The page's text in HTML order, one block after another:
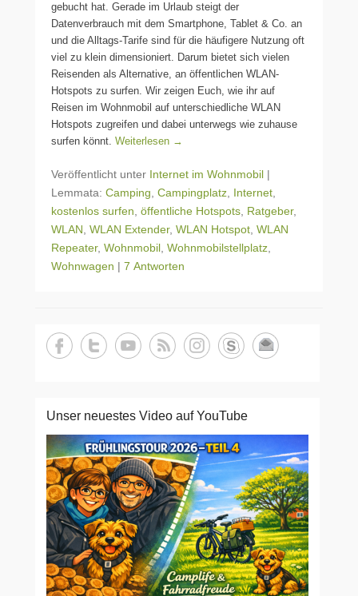
gebucht hat. Gerade im Urlaub steigt der
Datenverbrauch mit dem Smartphone, Tablet & Co. an
und die Alltags-Tarife sind für die häufigere Nutzung oft
viel zu klein dimensioniert. Darum bietet sich vielen
Reisenden als Alternative, an öffentlichen WLAN-
Hotspots zu surfen. Wir zeigen Euch, wie ihr auf
Reisen im Wohnmobil auf unterschiedliche WLAN
Hotspots zugreifen und dabei unterwegs wie zuhause
surfen könnt. Weiterlesen →
Veröffentlicht unter Internet im Wohnmobil |
Lemmata: Camping Campingplatz Internet
kostenlos surfen öffentliche Hotspots Ratgeber,
WLAN WLAN Extender, WLAN Hotspot WLAN
Repeater, Wohnmobil Wohnmobilstellplatz
Wohnwagen | 7 Antworten
Unser neuestes Video auf YouTube